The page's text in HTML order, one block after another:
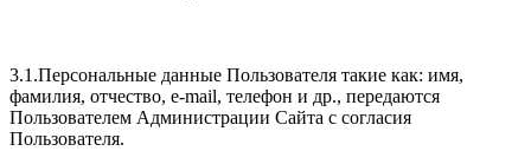
3.1.Персональные данные Пользователя такие как: имя,
фамилия, отчество, e-mail, телефон и др., передаются
Пользователем Администрации Сайта с согласия
Пользователя.